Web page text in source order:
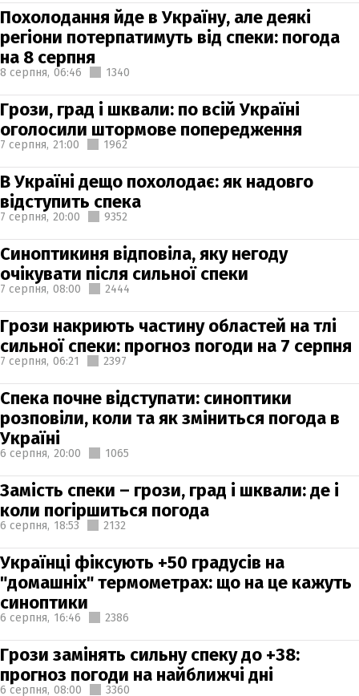
Похолодання йде в Україну, але деякі
регіони потерпатимуть від спеки: погода
на 8 серпня
8 серпня, 06:46 1340
Грози, град і шквали: по всій Україні
оголосили штормове попередження
7 серпня, 21:00 1962
В Україні дещо похолодає: як надовго
відступить спека
7 серпня, 20:00 9352
Синоптикиня відповіла, яку негоду
очікувати після сильної спеки
7 серпня, 08:00 2444
Грози накриють частину областей на тлі
сильної спеки: прогноз погоди на 7 серпня
7 серпня, 06:21 2397
Спека почне відступати: синоптики
розповіли, коли та як зміниться погода в
Україні
6 серпня, 20:00 1065
Замість спеки – грози, град і шквали: де і
коли погіршиться погода
6 серпня, 18:53 2132
Українці фіксують +50 градусів на
"домашніх" термометрах: що на це кажуть
синоптики
6 серпня, 16:46 2386
Грози замінять сильну спеку до +38:
прогноз погоди на найближчі дні
6 серпня, 08:00 3360